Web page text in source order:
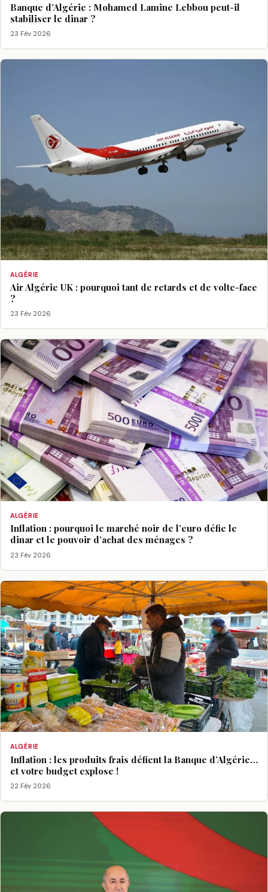
Banque d’Algérie : Mohamed Lamine Lebbou peut-il
stabiliser le dinar ?
23 Fév 2026
ALGÉRIE
Air Algérie UK : pourquoi tant de retards et de volte-face
?
23 Fév 2026
ALGÉRIE
Inflation : pourquoi le marché noir de l’euro défie le
dinar et le pouvoir d’achat des ménages ?
23 Fév 2026
ALGÉRIE
Inflation : les produits frais défient la Banque d’Algérie…
et votre budget explose !
22 Fév 2026